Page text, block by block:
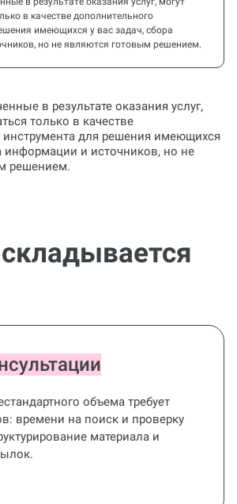
в качестве дополнительного
имеющихся у вас задач, сбора
но не являются готовым решением.
в результате оказания услуг,
только в качестве
инструмента для решения имеющихся
информации и источников, но не
решением.
объема требует
времени на поиск и проверку
материала и